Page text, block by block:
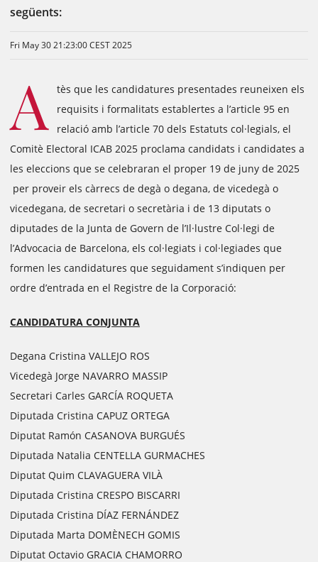
següents:
Fri May 30 21:23:00 CEST 2025
A
tès que les candidatures presentades reuneixen els
requisits i formalitats establertes a l’article 95 en
relació amb l’article 70 dels Estatuts col·legials, el
Comitè Electoral ICAB 2025 proclama candidats i candidates a
les eleccions que se celebraran el proper 19 de juny de 2025
per proveir els càrrecs de degà o degana, de vicedegà o
vicedegana, de secretari o secretària i de 13 diputats o
diputades de la Junta de Govern de l’Il·lustre Col·legi de
l’Advocacia de Barcelona, els col·legiats i col·legiades que
formen les candidatures que seguidament s’indiquen per
ordre d’entrada en el Registre de la Corporació:
CANDIDATURA CONJUNTA
Degana Cristina VALLEJO ROS
Vicedegà Jorge NAVARRO MASSIP
Secretari Carles GARCÍA ROQUETA
Diputada Cristina CAPUZ ORTEGA
Diputat Ramón CASANOVA BURGUÉS
Diputada Natalia CENTELLA GURMACHES
Diputat Quim CLAVAGUERA VILÀ
Diputada Cristina CRESPO BISCARRI
Diputada Cristina DÍAZ FERNÁNDEZ
Diputada Marta DOMÈNECH GOMIS
Diputat Octavio GRACIA CHAMORRO